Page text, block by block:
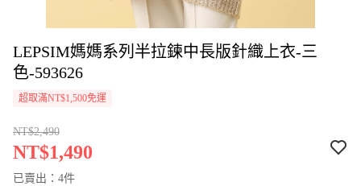
LEPSIM媽媽系列半拉鍊中長版針織上衣-三
色-593626
超取滿NT$1,500免運
NT$2,490
NT$1,490
已賣出：4件